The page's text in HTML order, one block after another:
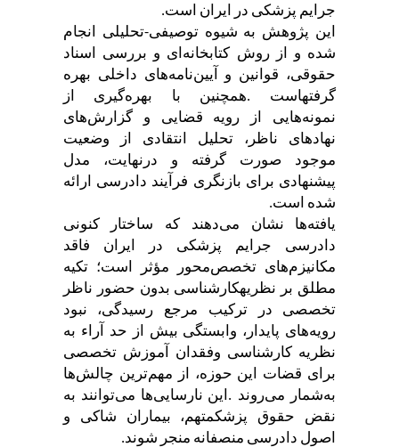
جرایم پزشکی در ایران است.
این پژوهش به شیوه توصیفی-تحلیلی
انجام
شده و از روش کتابخانه ای و بررسی
اسناد
حقوقی، قوانین و آییننامههای داخلی بهره
گرفتهاست .همچنین با بهرهگیری
از
نمونههایی از رویه قضایی و گزارشهای
نهادهای
ناظر، تحلیل انتقادی از
وضعیت
موجود
صورت گرفته و در نهایت،
مدل
پیشنهادی برای بازنگری فرآیند دادرسی ارائه
شده است.
یافتهها نشان میدهند که ساختار
کنونی
دادرسی
جرایم پزشکی در ایران
فاقد
مکانیزمهای تخصصمحور مؤثر است؛ تکیه
مطلق بر نظریهکارشناسی بدون حضور ناظر
تخصصی
در ترکیب مرجع رسیدگی،
نبود
رویههای پایدار، وابستگی بیش از حد آراء به
نظریه کارشناسی وفقدان آموزش تخصصی
برای قضات این حوزه، از مهمترین چالشها
بهشمار میروند . این نارساییها میتوانند به
نقض
حقوق پزشکمتهم، بیماران شاکی
و
اصول دادرسی منصفانه منجر شوند.